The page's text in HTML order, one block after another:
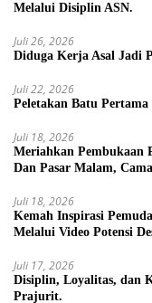
Melalui Disiplin ASN.
Juli 26, 2026
Diduga Kerja Asal Jadi
Juli 22, 2026
Peletakan Batu
Juli 18, 2026
Meriahkan Pembukaan
Dan Pasar Malam,
Juli 18, 2026
Kemah Inspirasi
Melalui Video Potensi
Juli 17, 2026
Disiplin, Loyalitas, dan
Prajurit.